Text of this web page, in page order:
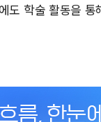
도 학술 활동을